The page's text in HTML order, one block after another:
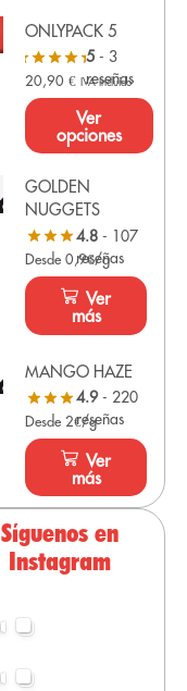
ONLYPACK 5
5- 3
reseñas
20,90€ IVA Incluido
Ver
opciones
GOLDEN
NUGGETS
4.8- 107
reseñas
Desde 0,9€/g
Ver
más
MANGO HAZE
4.9- 220
reseñas
Desde 2€/g
Ver
más
Síguenos en
Instagram